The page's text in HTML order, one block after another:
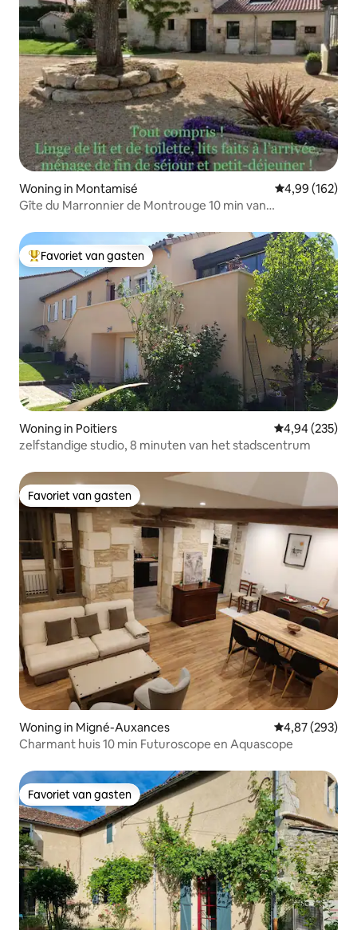
Woning in Montamisé Gemiddelde
4,99 (162)
Gîte du Marronnier de Montrouge 10 min van
Topfavoriet van gasten
Favoriet van gasten
Woning in Poitiers Gemiddelde
4,94 (235)
zelfstandige studio, 8 minuten van het stadscentrum
Favoriet van gasten
Favoriet van gasten
Woning in Migné-Auxances Gemiddelde
4,87 (293)
Charmant huis 10 min Futuroscope en Aquascope
Favoriet van gasten
Favoriet van gasten